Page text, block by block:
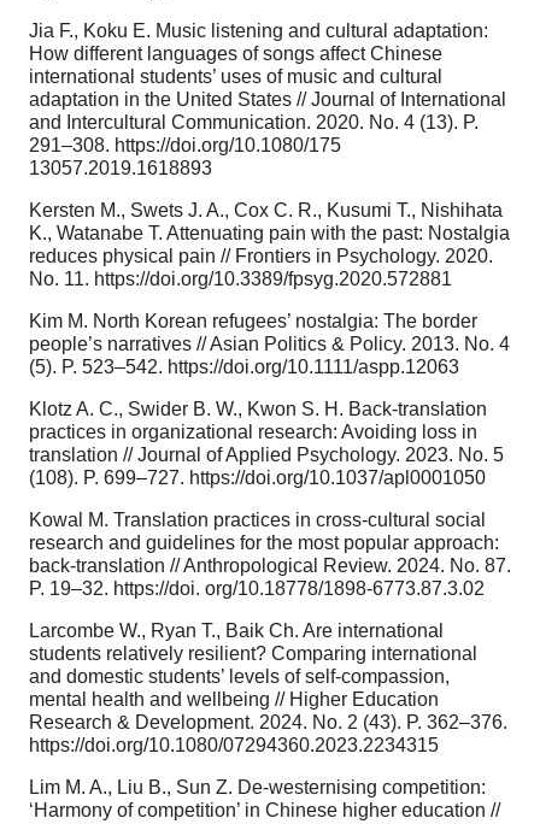
Jia F., Koku E. Music listening and cultural adaptation:
How different languages of songs affect Chinese
international students’ uses of music and cultural
adaptation in the United States // Journal of International
and Intercultural Communication. 2020. No. 4 (13). P.
291–308. https://doi.org/10.1080/175
13057.2019.1618893
Kersten M., Swets J. A., Cox C. R., Kusumi T., Nishihata
K., Watanabe T. Attenuating pain with the past: Nostalgia
reduces physical pain // Frontiers in Psychology. 2020.
No. 11. https://doi.org/10.3389/fpsyg.2020.572881
Kim M. North Korean refugees’ nostalgia: The border
people’s narratives // Asian Politics & Policy. 2013. No. 4
(5). P. 523–542. https://doi.org/10.1111/aspp.12063
Klotz A. C., Swider B. W., Kwon S. H. Back-translation
practices in organizational research: Avoiding loss in
translation // Journal of Applied Psychology. 2023. No. 5
(108). P. 699–727. https://doi.org/10.1037/apl0001050
Kowal M. Translation practices in cross-cultural social
research and guidelines for the most popular approach:
back-translation // Anthropological Review. 2024. No. 87.
P. 19–32. https://doi. org/10.18778/1898-6773.87.3.02
Larcombe W., Ryan T., Baik Ch. Are international
students relatively resilient? Comparing international
and domestic students’ levels of self-compassion,
mental health and wellbeing // Higher Education
Research & Development. 2024. No. 2 (43). P. 362–376.
https://doi.org/10.1080/07294360.2023.2234315
Lim M. A., Liu B., Sun Z. De-westernising competition:
‘Harmony of competition’ in Chinese higher education //